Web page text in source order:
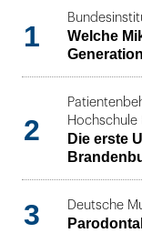
1
Welche
2
Hochschule
Die erste
3 Deutsche